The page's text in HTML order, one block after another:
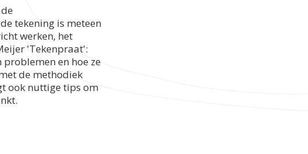
tekening is meteen
werken, het
'Tekenpraat':
en hoe ze
de methodiek
ook nuttige tips om